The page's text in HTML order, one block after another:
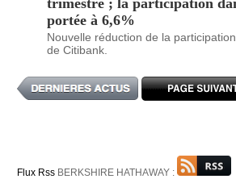
trimestre ; la participation
portée à 6,6%
Nouvelle réduction de la
de Citibank.
Flux Rss BERKSHIRE HATHAWAY :